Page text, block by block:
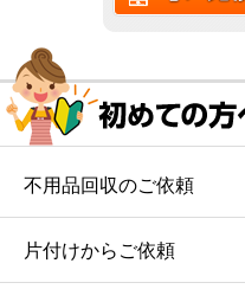
不用品回収のご依頼
片付けからご依頼